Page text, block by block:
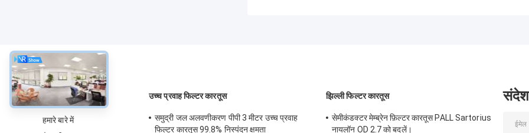
के बारे में
हमारे बारे में
उच्च प्रवाह फिल्टर कारतूस
समुद्री जल अलवणीकरण पीपी 3 मीटर उच्च प्रवाह
फिल्टर कारतूस 99.8% निस्पंदन क्षमता
झिल्ली फिल्टर कारतूस
सेमीकंडक्टर मेम्ब्रेन फ़िल्टर कारतूस PALL Sartorius
नायलॉन OD 2.7 को बदलें।
संदेश